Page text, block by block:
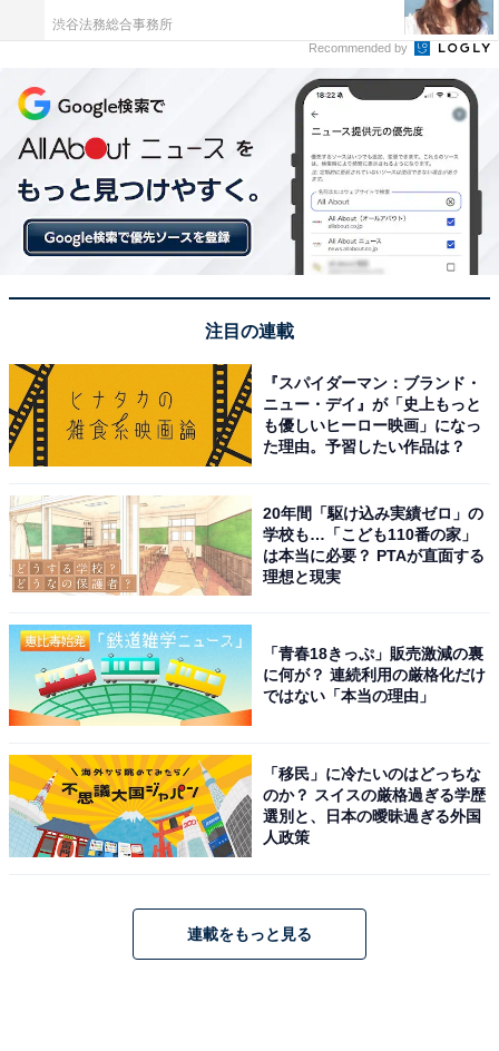
す」（静岡県／50代女性）、「名前をよく聞く 吹奏楽
も素晴らしいので印象深いです」（神奈川県／40代女
性）、「サッカー同様、野球も強くていつも甲子園に出
ているように感じられるから」（東京都／40代男性）
※回答者コメントは原文ママです
​​​​​​この記事の筆者：長谷川 優人
1990年生まれ。30代突入と同時期に未経験でライター業
を開始。日常系アニメと車好き。女性声優さんにも関心
をもち個人的にイベントへ参加している。現在の所有車
となった場所を聖地巡礼すべくドライブに出かける。
次ページ 6位までのランキング結果を見る
こちらもおすすめ
【群馬県】高校野球が強いと思う学校ランキン
グ！ 2位「健大高崎」を抑えた1位は？
渋谷法務総合事務所
Recommended by
注目の連載
『スパイダーマン：ブランド・
ニュー・デイ』が「史上もっと
も優しいヒーロー映画」になっ
た理由。予習したい作品は？
20年間「駆け込み実績ゼロ」の
学校も…「こども110番の家」
は本当に必要？ PTAが直面する
理想と現実
「青春18きっぷ」販売激減の裏
に何が？ 連続利用の厳格化だけ
ではない「本当の理由」
「移民」に冷たいのはどっちな
のか？ スイスの厳格過ぎる学歴
選別と、日本の曖昧過ぎる外国
人政策
連載をもっと見る